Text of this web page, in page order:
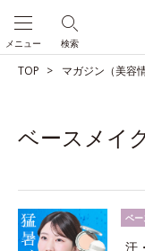
検索
メニュー
TOP マガジン（美容
ベースメイ
ベー
汗